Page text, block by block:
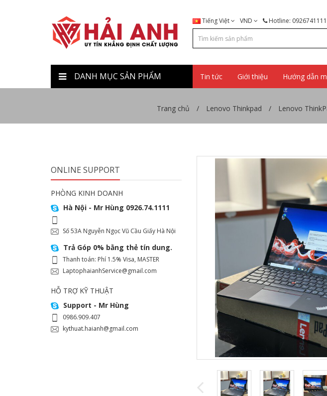
Tiếng Việt VND Hotline: 0926741111
DANH MỤC SẢN PHẨM Tin tức Giới thiệu Hướng dẫn
Trang chủ Lenovo Thinkpad Lenovo
ONLINE SUPPORT
PHÒNG KINH DOANH
Hà Nội - Mr Hùng 0926.74.1111
Số 53A Nguyễn Ngọc Vũ Cầu Giấy Hà Nội
Trả Góp 0% bằng thẻ tín dung.
Thanh toán: Phí 1.5% Visa, MASTER
LaptophaianhService@gmail.com
HỖ TRỢ KỸ THUẬT
Support - Mr Hùng
0986.909.407
kythuat.haianh@gmail.com